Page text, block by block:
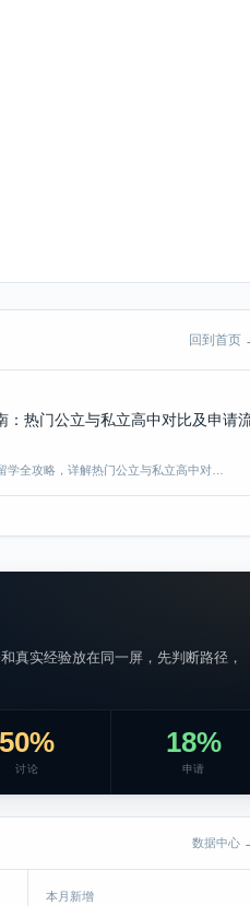
回到首页
：热门公立与私立高中对比及申请
学全攻略，详解热门公立与私立高中对…
真实经验放在同一屏，先判断路径，
50%
讨论
18%
申请
数据中心
本月新增